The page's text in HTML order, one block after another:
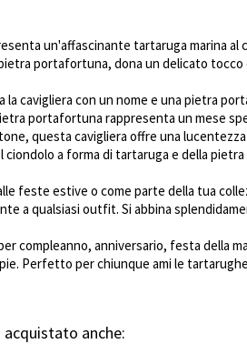
un'affascinante tartaruga marina
portafortuna, dona un delicato
la cavigliera con un nome e una pietra
portafortuna rappresenta un mese
questa cavigliera offre una
a forma di tartaruga e della
feste estive o come parte della tua
a qualsiasi outfit. Si abbina
compleanno, anniversario, festa della
Perfetto per chiunque ami le
anche: